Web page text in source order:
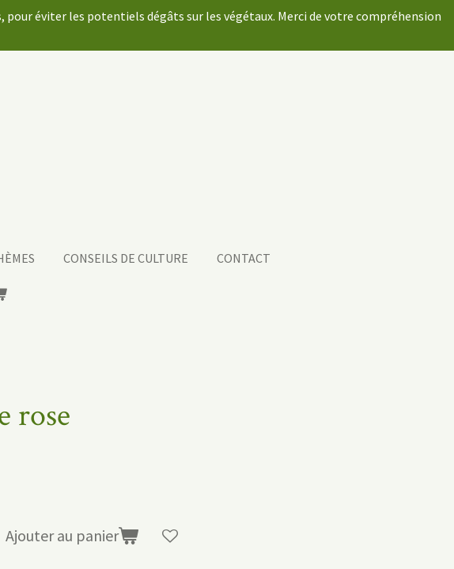
éviter les potentiels dégâts sur les végétaux. Merci de votre compréhension
CONSEILS DE CULTURE CONTACT
rose
Ajouter au panier